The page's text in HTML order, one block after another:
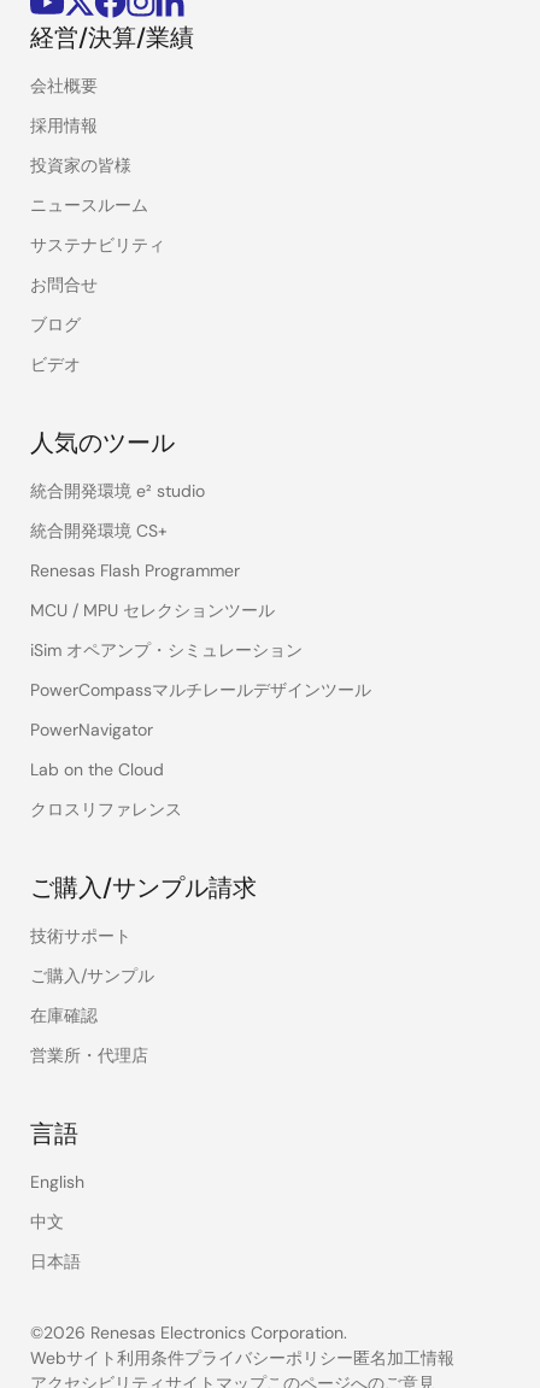
経営/決算/業績
会社概要
採用情報
投資家の皆様
ニュースルーム
サステナビリティ
お問合せ
ブログ
ビデオ
人気のツール
統合開発環境 e² studio
統合開発環境 CS+
Renesas Flash Programmer
MCU / MPU セレクションツール
iSim オペアンプ・シミュレーション
PowerCompassマルチレールデザインツール
PowerNavigator
Lab on the Cloud
クロスリファレンス
ご購入/サンプル請求
技術サポート
ご購入/サンプル
在庫確認
営業所・代理店
言語
English
中文
日本語
©2026 Renesas Electronics Corporation.
Webサイト利用条件プライバシーポリシー匿名加工情報
アクセシビリティサイトマップこのページへのご意見